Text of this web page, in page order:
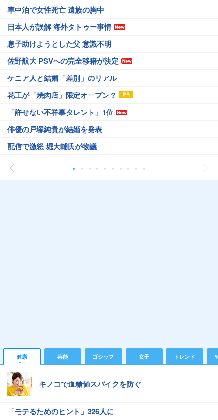
車中泊で女性死亡 遺族の胸中
日本人が誤解 海外タトゥー事情
息子助けようとした父 意識不明
佐野航大 PSVへの完全移籍が決定
ケニア人と結婚「差別」のリアル
花王が「焼肉店」限定オープン？
「許せない不祥事タレント」1位
俳優の戸塚純貴が結婚を発表
配信で激怒 堀大輔氏が物議
健康 芸能 ゴシップ 女子 トレンド
キノコで血糖値スパイクを防ぐ
「モテるためのヒント」326人に